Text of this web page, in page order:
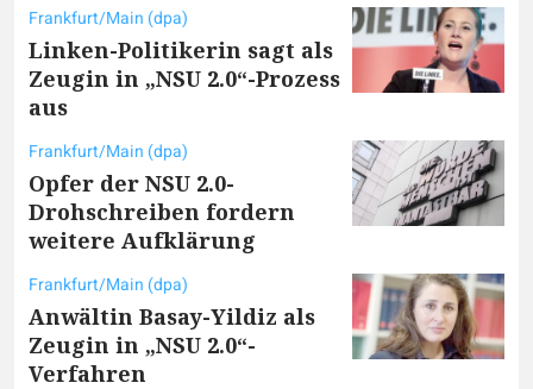
Frankfurt/Main (dpa)
Linken-Politikerin sagt als
Zeugin in „NSU 2.0“-Prozess
aus
Frankfurt/Main (dpa)
Opfer der NSU 2.0-
Drohschreiben fordern
weitere Aufklärung
Frankfurt/Main (dpa)
Anwältin Basay-Yildiz als
Zeugin in „NSU 2.0“-
Verfahren